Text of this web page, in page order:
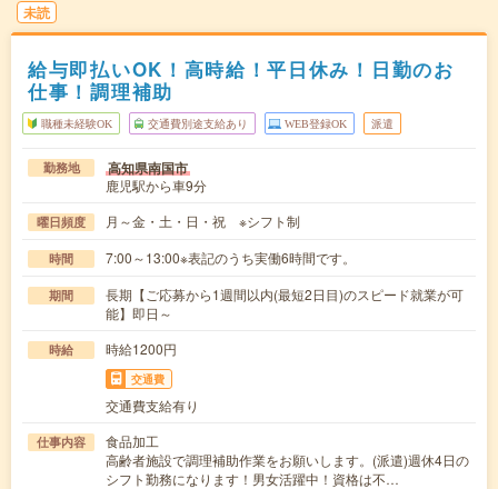
未読
給与即払いOK！高時給！平日休み！日勤のお
仕事！調理補助
職種未経験OK 交通費別途支給あり WEB登録OK 派遣
勤務地 高知県南国市
鹿児駅から車9分
曜日頻度 月～金・土・日・祝 ※シフト制
時間 7:00～13:00※表記のうち実働6時間です。
期間
長期【ご応募から1週間以内(最短2日目)のスピード就業が可
能】即日～
時給 時給1200円
交通費
交通費支給有り
仕事内容
食品加工
高齢者施設で調理補助作業をお願いします。(派遣)週休4日の
シフト勤務になります！男女活躍中！資格は不…